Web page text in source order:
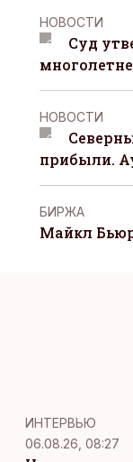
НОВОСТИ
Суд
НОВОСТИ
прибыли.
БИРЖА
Майкл
ИНТЕРВЬЮ
06.08.26, 08:27